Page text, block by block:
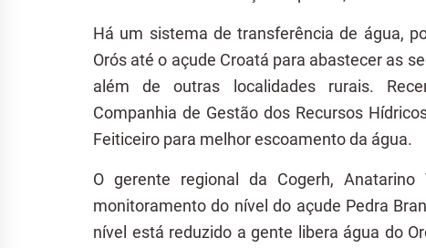
Há um sistema de transferência de água,
Orós até o açude Croatá para abastecer as
além de outras localidades rurais.
Companhia de Gestão dos Recursos
Feiticeiro para melhor escoamento da água.
O gerente regional da Cogerh,
monitoramento do nível do açude Pedra
nível está reduzido a gente libera água do